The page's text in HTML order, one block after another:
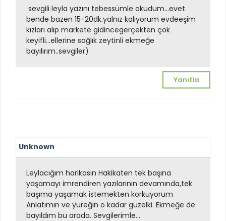
sevgili leyla yazını tebessümle okudum...evet
bende bazen 15-20dk.yalnız kalıyorum evdeeşim
kızları alıp markete gidincegerçekten çok
keyifli...ellerine sağlık zeytinli ekmeğe
bayılırım..sevgiler)
Yanıtla
Unknown
Leylacığım harikasın Hakikaten tek başına
yaşamayı imrendiren yazılarının devamında,tek
başıma yaşamak istemekten korkuyorum
Anlatımın ve yüreğin o kadar güzelki. Ekmeğe de
bayıldım bu arada. Sevgilerimle...